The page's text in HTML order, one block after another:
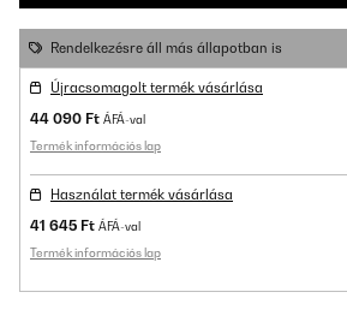
Rendelkezésre áll más állapotban is
Újracsomagolt termék vásárlása
44 090 Ft ÁFÁ-val
Termék információs lap
Használat termék vásárlása
41 645 Ft ÁFÁ-val
Termék információs lap